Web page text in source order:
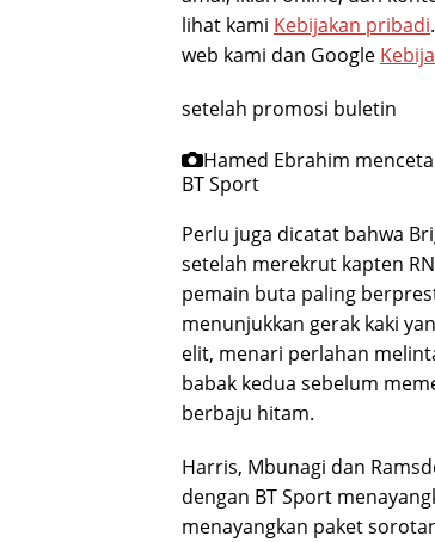
lihat kami Kebijakan pribadi
web kami dan Google
setelah promosi buletin
Hamed Ebrahim
BT Sport
Perlu juga dicatat bahwa
setelah merekrut kapten
pemain buta paling
menunjukkan gerak kaki
elit, menari perlahan
babak kedua sebelum
berbaju hitam.
Harris, Mbunagi dan
dengan BT Sport
menayangkan paket